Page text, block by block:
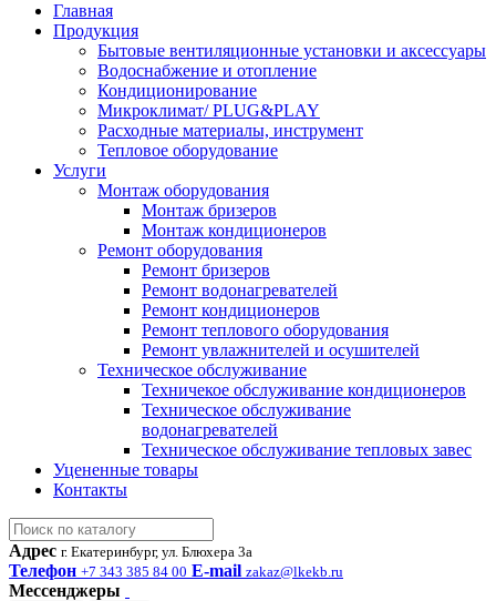
Главная
Продукция
Бытовые вентиляционные установки и аксессуары
Водоснабжение и отопление
Кондиционирование
Микроклимат/ PLUG&PLAY
Расходные материалы, инструмент
Тепловое оборудование
Услуги
Монтаж оборудования
Монтаж бризеров
Монтаж кондиционеров
Ремонт оборудования
Ремонт бризеров
Ремонт водонагревателей
Ремонт кондиционеров
Ремонт теплового оборудования
Ремонт увлажнителей и осушителей
Техническое обслуживание
Техничекое обслуживание кондиционеров
Техническое обслуживание
водонагревателей
Техническое обслуживание тепловых завес
Уцененные товары
Контакты
Адрес г. Екатеринбург, ул. Блюхера 3а
Телефон +7 343 385 84 00 E-mail zakaz@lkekb.ru
Мессенджеры